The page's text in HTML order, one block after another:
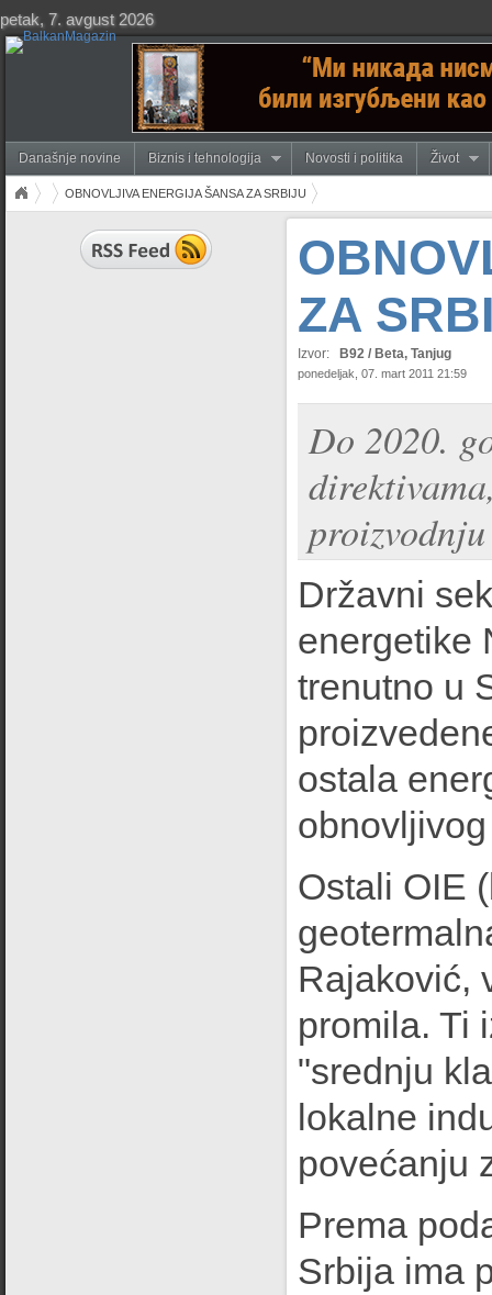
petak, 7. avgust 2026
Današnje novine Biznis i tehnologija Novosti i politika Život
OBNOVLJIVA ENERGIJA ŠANSA ZA SRBIJU
ZA
Izvor: B92 / Beta, Tanjug
ponedeljak, 07. mart 2011 21:59
Do 2020.
Državni
energetike
trenutno u
ostala
Ostali OIE
Rajaković,
promila. Ti
"srednju
lokalne
povećanju
Prema
Srbija ima